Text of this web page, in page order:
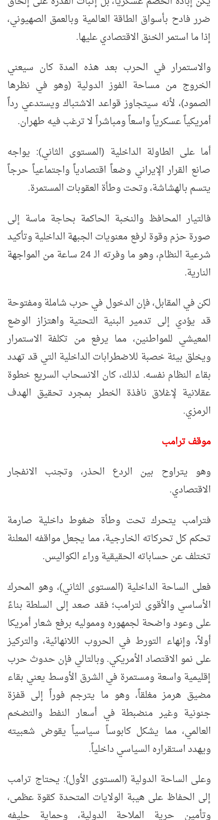
ضرر فادح بأسواق الطاقة العالمية وبالعمق الصهيوني،
إذا ما استمر الخنق الاقتصادي عليها.
والاستمرار في الحرب بعد هذه المدة كان سيعني
الخروج من مساحة الفوز الدولية (وهو في نظرها
الصمود)، لأنه سيتجاوز قواعد الاشتباك ويستدعي رداً
أمريكياً عسكرياً واسعاً ومباشراً لا ترغب فيه طهران.
أما على الطاولة الداخلية (المستوى الثاني): يواجه
صانع القرار الإيراني وضعاً اقتصادياً واجتماعياً حرجاً
يتسم بالهشاشة، وتحت وطأة العقوبات المستمرة.
فالتيار المحافظ والنخبة الحاكمة بحاجة ماسة إلى
صورة حزم وقوة لرفع معنويات الجبهة الداخلية وتأكيد
شرعية النظام، وهو ما وفرته الـ 24 ساعة من المواجهة
النارية.
لكن في المقابل، فإن الدخول في حرب شاملة ومفتوحة
قد يؤدي إلى تدمير البنية التحتية واهتزاز الوضع
المعيشي للمواطنين، مما يرفع من تكلفة الاستمرار
ويخلق بيئة خصبة للاضطرابات الداخلية التي قد تهدد
بقاء النظام نفسه. لذلك، كان الانسحاب السريع خطوة
عقلانية لإغلاق نافذة الخطر بمجرد تحقيق الهدف
الرمزي.
موقف ترامب
وهو يتراوح بين الردع الحذر، وتجنب الانفجار
الاقتصادي.
فترامب يتحرك تحت وطأة ضغوط داخلية صارمة
تحكم كل تحركاته الخارجية، مما يجعل مواقفه المعلنة
تختلف عن حساباته الحقيقية وراء الكواليس.
فعلى الساحة الداخلية (المستوى الثاني)، وهو المحرك
الأساسي والأقوى لترامب؛ فقد صعد إلى السلطة بناءً
على وعود واضحة لجمهوره ومموليه برفع شعار أمريكا
أولاً، وإنهاء التورط في الحروب اللانهائية، والتركيز
على نمو الاقتصاد الأمريكي. وبالتالي فإن حدوث حرب
إقليمية واسعة ومستمرة في الشرق الأوسط يعني بقاء
مضيق هرمز مغلقاً، وهو ما يترجم فوراً إلى قفزة
جنونية وغير منضبطة في أسعار النفط والتضخم
العالمي، مما يشكل كابوساً سياسياً يقوض شعبيته
ويهدد استقراره السياسي داخلياً.
وعلى الساحة الدولية (المستوى الأول): يحتاج ترامب
إلى الحفاظ على هيبة الولايات المتحدة كقوة عظمى،
وتأمين حرية الملاحة الدولية، وحماية حليفه